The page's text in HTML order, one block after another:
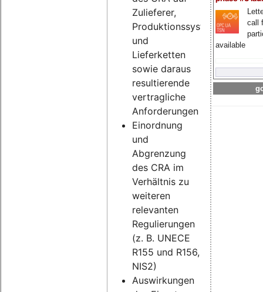
call
available
Zulieferer,
Produktionssysteme
und
Lieferketten
sowie daraus
resultierende
vertragliche
Anforderungen
Einordnung
und
Abgrenzung
des CRA im
Verhältnis zu
weiteren
relevanten
Regulierungen
(z. B. UNECE
R155 und R156,
NIS2)
Auswirkungen